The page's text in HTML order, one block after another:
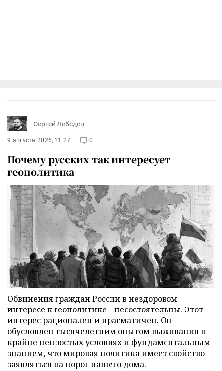
Сергей Лебедев
9 августа 2026, 11:27 0
Почему русских так интересует
геополитика
Обвинения граждан России в нездоровом
интересе к геополитике – несостоятельны. Этот
интерес рационален и прагматичен. Он
обусловлен тысячелетним опытом выживания в
крайне непростых условиях и фундаментальным
знанием, что мировая политика имеет свойство
заявляться на порог нашего дома.